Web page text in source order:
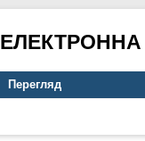
ЕЛЕКТРОННА
Перегляд